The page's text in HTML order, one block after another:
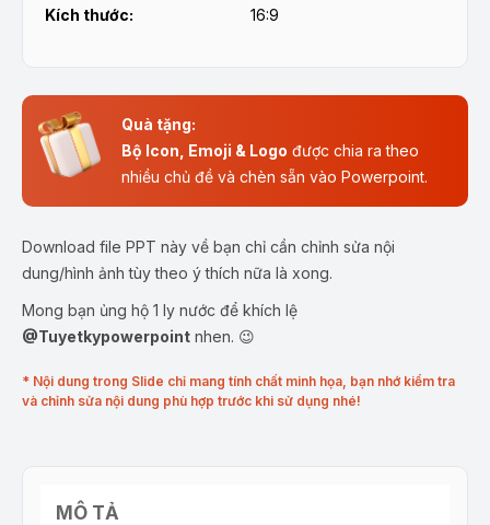
Kích thước: 16:9
Quà tặng:
Bộ Icon, Emoji & Logo được chia ra theo
nhiều chủ đề và chèn sẵn vào Powerpoint.
Download file PPT này về bạn chỉ cần chỉnh sửa nội
dung/hình ảnh tùy theo ý thích nữa là xong.
Mong bạn ủng hộ 1 ly nước để khích lệ
@Tuyetkypowerpoint nhen. 😉
* Nội dung trong Slide chỉ mang tính chất minh họa, bạn nhớ kiểm tra
và chỉnh sửa nội dung phù hợp trước khi sử dụng nhé!
MÔ TẢ